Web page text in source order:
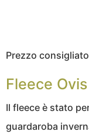
Prezzo
Fleece Ovis
Il fleece è stato
guardaroba